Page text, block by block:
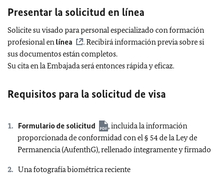
Presentar la solicitud en línea
Solicite su visado para personal especializado con formación
profesional en línea
. Recibirá información previa sobre si
sus documentos están completos.
Su cita en la Embajada será entonces rápida y eficaz.
Requisitos para la solicitud de visa
Formulario de solicitud
, incluida la información
proporcionada de conformidad con el § 54 de la Ley de
Permanencia (AufenthG), rellenado íntegramente y firmado
Una fotografía biométrica reciente